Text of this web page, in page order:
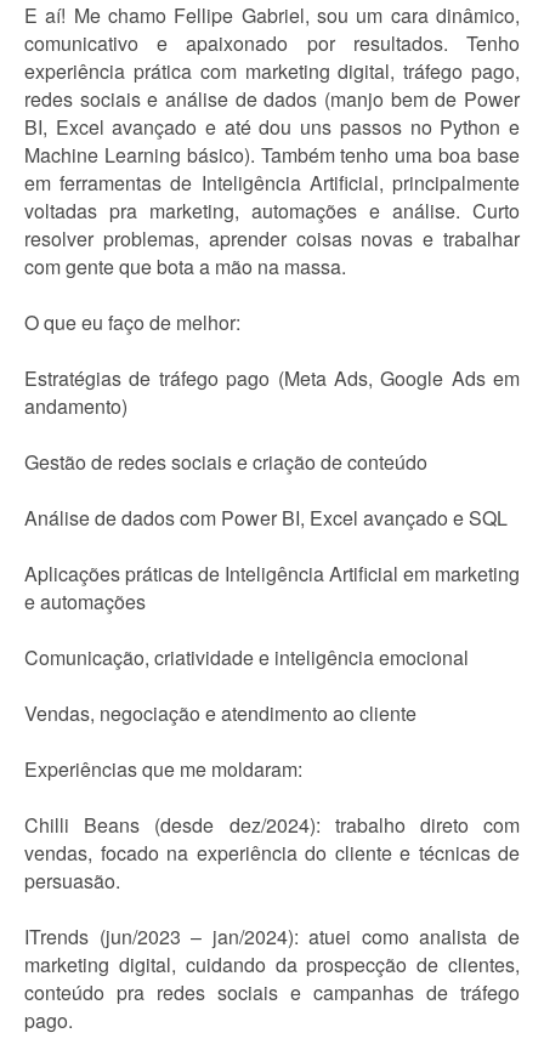
E aí! Me chamo Fellipe Gabriel, sou um cara dinâmico,
comunicativo e apaixonado por resultados. Tenho
experiência prática com marketing digital, tráfego pago,
redes sociais e análise de dados (manjo bem de Power
BI, Excel avançado e até dou uns passos no Python e
Machine Learning básico). Também tenho uma boa base
em ferramentas de Inteligência Artificial, principalmente
voltadas pra marketing, automações e análise. Curto
resolver problemas, aprender coisas novas e trabalhar
com gente que bota a mão na massa.
O que eu faço de melhor:
Estratégias de tráfego pago (Meta Ads, Google Ads em
andamento)
Gestão de redes sociais e criação de conteúdo
Análise de dados com Power BI, Excel avançado e SQL
Aplicações práticas de Inteligência Artificial em marketing
e automações
Comunicação, criatividade e inteligência emocional
Vendas, negociação e atendimento ao cliente
Experiências que me moldaram:
Chilli Beans (desde dez/2024): trabalho direto com
vendas, focado na experiência do cliente e técnicas de
persuasão.
ITrends (jun/2023 – jan/2024): atuei como analista de
marketing digital, cuidando da prospecção de clientes,
conteúdo pra redes sociais e campanhas de tráfego
pago.